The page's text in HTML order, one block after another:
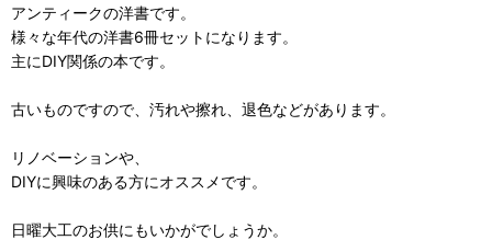
アンティークの洋書です。
様々な年代の洋書6冊セットになります。
主にDIY関係の本です。
古いものですので、汚れや擦れ、退色などがあります。
リノベーションや、
DIYに興味のある方にオススメです。
日曜大工のお供にもいかがでしょうか。